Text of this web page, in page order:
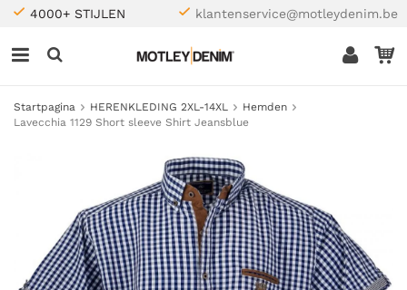
4000+ STIJLEN klantenservice@motleydenim.be
Startpagina HERENKLEDING 2XL-14XL
Hemden
Lavecchia 1129 Short sleeve Shirt Jeansblue